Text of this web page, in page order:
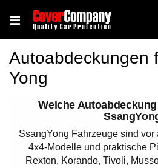
Autoabdeckungen
Yong
Welche
SsangYong Fahrzeuge sind vor
4x4-Modelle und praktische
Rexton, Korando, Tivoli,